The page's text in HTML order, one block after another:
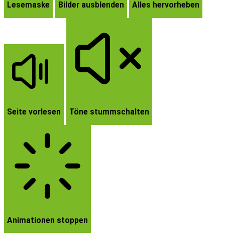
Lesemaske Bilder ausblenden Alles hervorheben
Seite vorlesen Töne stummschalten
Animationen stoppen